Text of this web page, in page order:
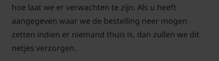
Wie kiest voor de Dagkoekoeksbloem, kiest voor
een plant die niet alleen mooi is, maar ook een
belangrijke rol speelt in het ondersteunen van bijen,
vlinders en andere nuttige insecten. Daarmee is
hoe laat we er verwachten te zijn. Als u heeft
aangegeven waar we de bestelling neer mogen
zetten indien er niemand thuis is, dan zullen we dit
netjes verzorgen.